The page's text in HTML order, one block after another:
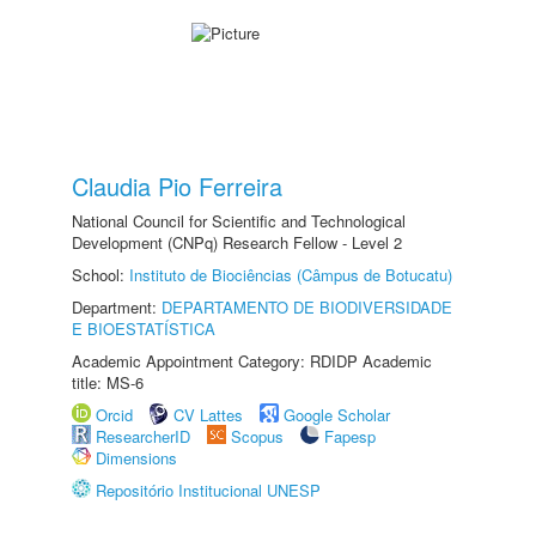
Claudia Pio Ferreira
National Council for Scientific and Technological
Development (CNPq) Research Fellow - Level 2
School: Instituto de Biociências (Câmpus de Botucatu)
Department: DEPARTAMENTO DE BIODIVERSIDADE
E BIOESTATÍSTICA
Academic Appointment Category: RDIDP Academic
title: MS-6
Orcid
CV Lattes
Google Scholar
ResearcherID
Scopus
Fapesp
Dimensions
Repositório Institucional UNESP